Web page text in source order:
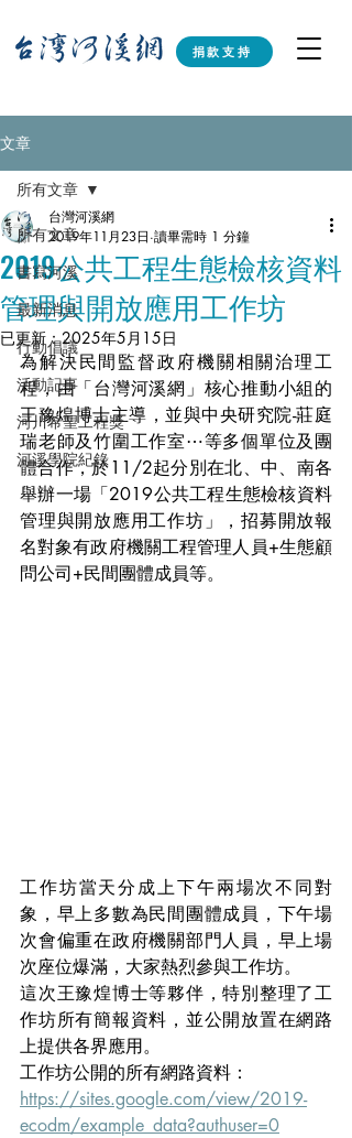
捐款支持
文章
所有文章
書寫河溪
最新消息
行動倡議
活動記事
河川希望工程獎
河溪學院紀錄
所有文章
2019公共工程生態檢核資料
管理與開放應用工作坊
台灣河溪網
2019年11月23日 讀畢需時 1 分鐘
已更新：2025年5月15日
為解決民間監督政府機關相關治理工
程，由「台灣河溪網」核心推動小組的
王豫煌博士主導，並與中央研究院-莊庭
瑞老師及竹圍工作室⋯等多個單位及團
體合作，於11/2起分別在北、中、南各
舉辦一場「2019公共工程生態檢核資料
管理與開放應用工作坊」，招募開放報
名對象有政府機關工程管理人員+生態顧
問公司+民間團體成員等。
工作坊當天分成上下午兩場次不同對
象，早上多數為民間團體成員，下午場
次會偏重在政府機關部門人員，早上場
次座位爆滿，大家熱烈參與工作坊。
這次王豫煌博士等夥伴，特別整理了工
作坊所有簡報資料，並公開放置在網路
上提供各界應用。
工作坊公開的所有網路資料：
https://sites.google.com/view/2019-
ecodm/example_data?authuser=0